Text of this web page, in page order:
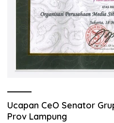
Ucapan CeO Senator
Prov Lampung